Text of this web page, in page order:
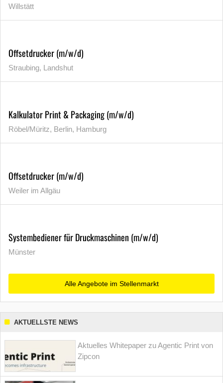
Willstätt
Offsetdrucker (m/w/d)
Straubing, Landshut
Kalkulator Print & Packaging (m/w/d)
Röbel/Müritz, Berlin, Hamburg
Offsetdrucker (m/w/d)
Weiler im Allgäu
Systembediener für Druckmaschinen (m/w/d)
Münster
Alle Angebote im Stellenmarkt
AKTUELLSTE NEWS
Aktuelles Whitepaper zu Agentic Print von
Zipcon